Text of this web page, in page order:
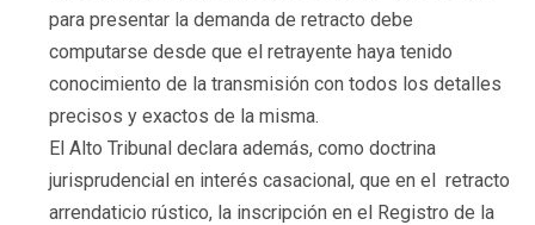
para presentar la demanda de retracto debe
computarse desde que el retrayente haya tenido
conocimiento de la transmisión con todos los detalles
precisos y exactos de la misma.
El Alto Tribunal declara además, como doctrina
jurisprudencial en interés casacional, que en el retracto
arrendaticio rústico, la inscripción en el Registro de la